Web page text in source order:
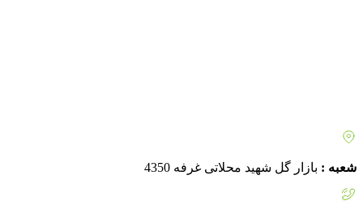
شعبه : بازار گل شهید محلاتی غرفه 4350